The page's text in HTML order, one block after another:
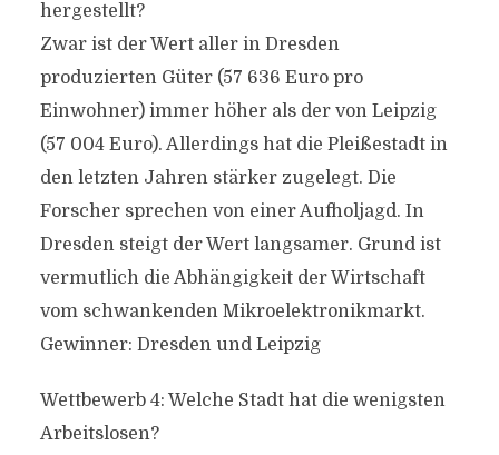
hergestellt?
Zwar ist der Wert aller in Dresden
produzierten Güter (57 636 Euro pro
Einwohner) immer höher als der von Leipzig
(57 004 Euro). Allerdings hat die Pleißestadt in
den letzten Jahren stärker zugelegt. Die
Forscher sprechen von einer Aufholjagd. In
Dresden steigt der Wert langsamer. Grund ist
vermutlich die Abhängigkeit der Wirtschaft
vom schwankenden Mikroelektronikmarkt.
Gewinner: Dresden und Leipzig
Wettbewerb 4: Welche Stadt hat die wenigsten
Arbeitslosen?